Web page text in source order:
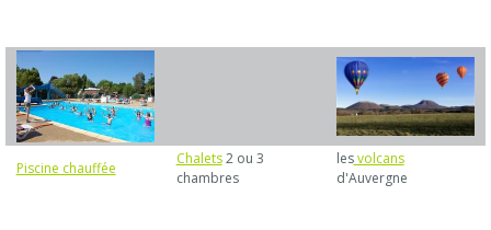
Piscine chauffée
Chalets2 ou 3
chambres
lesvolcans
d'Auvergne